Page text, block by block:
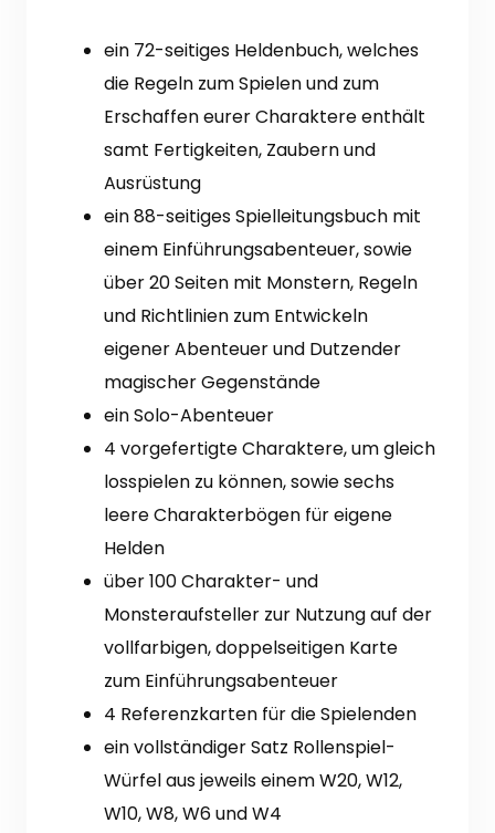
ein 72-seitiges Heldenbuch, welches
die Regeln zum Spielen und zum
Erschaffen eurer Charaktere enthält
samt Fertigkeiten, Zaubern und
Ausrüstung
ein 88-seitiges Spielleitungsbuch mit
einem Einführungsabenteuer, sowie
über 20 Seiten mit Monstern, Regeln
und Richtlinien zum Entwickeln
eigener Abenteuer und Dutzender
magischer Gegenstände
ein Solo-Abenteuer
4 vorgefertigte Charaktere, um gleich
losspielen zu können, sowie sechs
leere Charakterbögen für eigene
Helden
über 100 Charakter- und
Monsteraufsteller zur Nutzung auf der
vollfarbigen, doppelseitigen Karte
zum Einführungsabenteuer
4 Referenzkarten für die Spielenden
ein vollständiger Satz Rollenspiel-
Würfel aus jeweils einem W20, W12,
W10, W8, W6 und W4